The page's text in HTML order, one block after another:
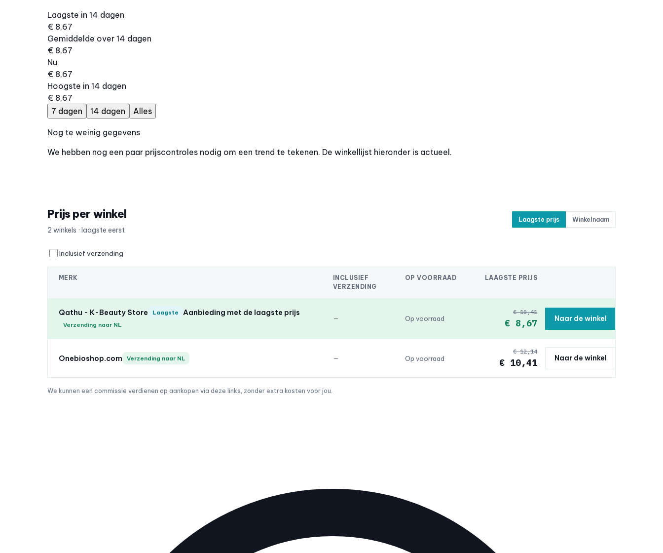
Laagste in 14 dagen
€ 8,67
Gemiddelde over 14 dagen
€ 8,67
Nu
€ 8,67
Hoogste in 14 dagen
€ 8,67
7 dagen
14 dagen Alles
Nog te weinig gegevens
We hebben nog een paar prijscontroles nodig om een trend te tekenen. De winkellijst hieronder is actueel.
Prijs per winkel
2 winkels · laagste eerst
Laagste prijs Winkelnaam
Inclusief verzending
MERK
INCLUSIEF
VERZENDING
OP VOORRAAD LAAGSTE PRIJS
Qathu - K-Beauty Store Laagste Aanbieding met de laagste prijs
Verzending naar NL
— Op voorraad
€ 10,41
€ 8,67 Naar de winkel
Onebioshop.com Verzending naar NL — Op voorraad
€ 12,14
€ 10,41 Naar de winkel
We kunnen een commissie verdienen op aankopen via deze links, zonder extra kosten voor jou.